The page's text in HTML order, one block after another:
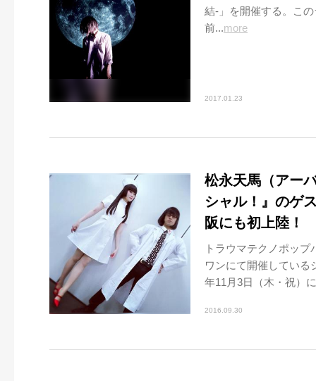
結-」を開催する。こ
前...more
2017.01.23
松永天馬（アー
シャル！』のゲ
阪にも初上陸！
トラウマテクノポッ
ワンにて開催している
年11月3日（木・祝）
2016.09.30